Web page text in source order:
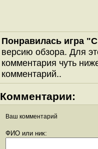
Понравилась игра
версию обзора. Для
комментария чуть
комментарий..
Комментарии:
Ваш комментарий
ФИО или ник: